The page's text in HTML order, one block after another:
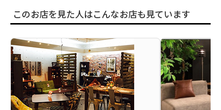
このお店を見た人はこんなお店も見ています